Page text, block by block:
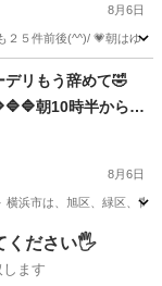
8月6日
５件前後(^^)/ 💗朝はゆ
ットスーパー
リもう辞めて🤣
朝10時半から出
女子いっぱい🎉さ
8月6日
浜市は、旭区、緑区、
スーパー
ください🖐️
ます